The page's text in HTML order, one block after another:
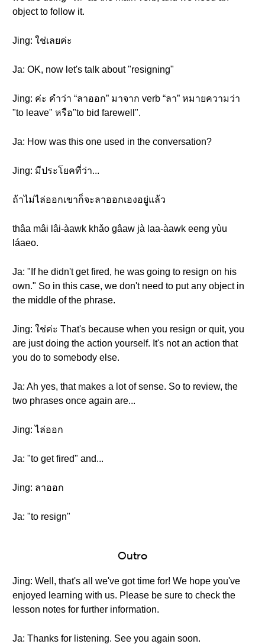
object to follow it.
Jing: ใช่เลยค่ะ
Ja: OK, now let's talk about "resigning"
Jing: ค่ะ คำว่า “ลาออก” มาจาก verb “ลา” หมายความว่า
"to leave" หรือ"to bid farewell".
Ja: How was this one used in the conversation?
Jing: มีประโยคที่ว่า...
ถ้าไม่ไล่ออกเขาก็จะลาออกเองอยู่แล้ว
thâa mâi lâi-àawk khǎo gâaw jà laa-àawk eeng yùu
láaeo.
Ja: "If he didn't get fired, he was going to resign on his
own." So in this case, we don't need to put any object in
the middle of the phrase.
Jing: ใช่ค่ะ That's because when you resign or quit, you
are just doing the action yourself. It's not an action that
you do to somebody else.
Ja: Ah yes, that makes a lot of sense. So to review, the
two phrases once again are...
Jing: ไล่ออก
Ja: "to get fired" and...
Jing: ลาออก
Ja: "to resign"
Outro
Jing: Well, that's all we've got time for! We hope you've
enjoyed learning with us. Please be sure to check the
lesson notes for further information.
Ja: Thanks for listening. See you again soon.